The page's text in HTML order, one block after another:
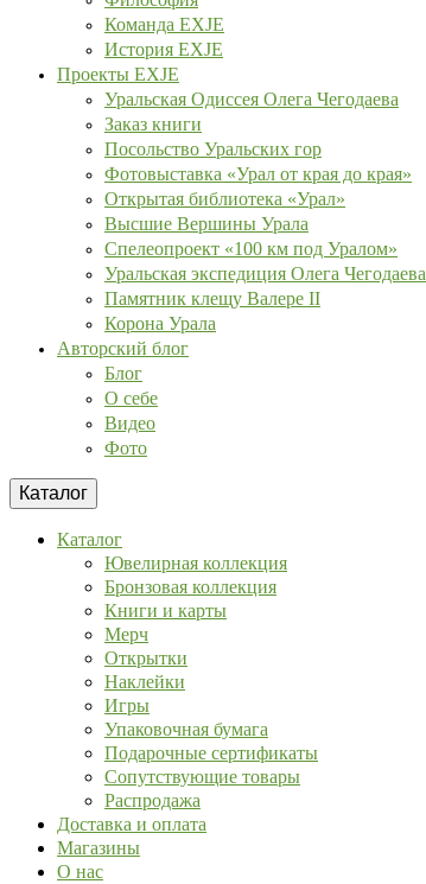
Команда EXJE
История EXJE
Проекты EXJE
Уральская Одиссея Олега Чегодаева
Заказ книги
Посольство Уральских гор
Фотовыставка «Урал от края до края»
Открытая библиотека «Урал»
Высшие Вершины Урала
Спелеопроект «100 км под Уралом»
Уральская экспедиция Олега Чегодаева
Памятник клещу Валере II
Корона Урала
Авторский блог
Блог
О себе
Видео
Фото
Каталог
Каталог
Ювелирная коллекция
Бронзовая коллекция
Книги и карты
Мерч
Открытки
Наклейки
Игры
Упаковочная бумага
Подарочные сертификаты
Сопутствующие товары
Распродажа
Доставка и оплата
Магазины
О нас